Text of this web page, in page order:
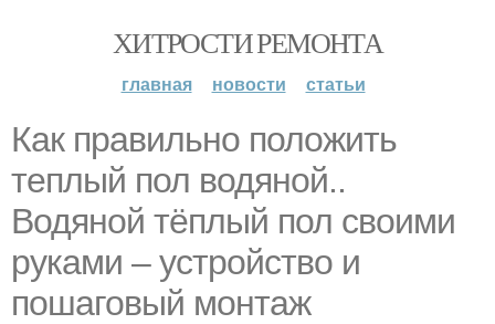
ХИТРОСТИ РЕМОНТА
главная новости статьи
Как правильно положить
теплый пол водяной..
Водяной тёплый пол своими
руками – устройство и
пошаговый монтаж